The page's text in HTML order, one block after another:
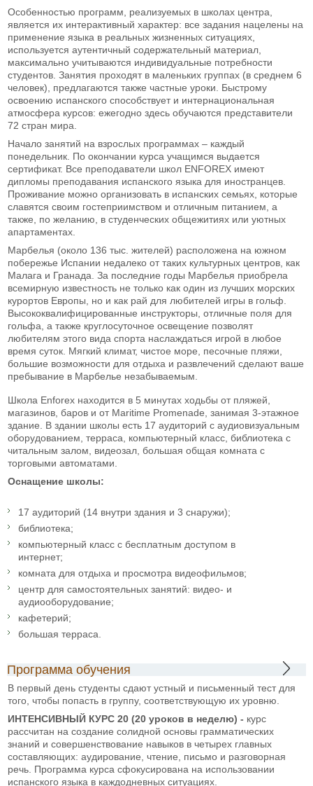
Особенностью программ, реализуемых в школах центра,
является их интерактивный характер: все задания нацелены на
применение языка в реальных жизненных ситуациях,
используется аутентичный содержательный материал,
максимально учитываются индивидуальные потребности
студентов. Занятия проходят в маленьких группах (в среднем 6
человек), предлагаются также частные уроки. Быстрому
освоению испанского способствует и интернациональная
атмосфера курсов: ежегодно здесь обучаются представители
72 стран мира.
Начало занятий на взрослых программах – каждый
понедельник. По окончании курса учащимся выдается
сертификат. Все преподаватели школ ENFOREX имеют
дипломы преподавания испанского языка для иностранцев.
Проживание можно организовать в испанских семьях, которые
славятся своим гостеприимством и отличным питанием, а
также, по желанию, в студенческих общежитиях или уютных
апартаментах.
Марбелья (около 136 тыс. жителей) расположена на южном
побережье Испании недалеко от таких культурных центров, как
Малага и Гранада. За последние годы Марбелья приобрела
всемирную известность не только как один из лучших морских
курортов Европы, но и как рай для любителей игры в гольф.
Высококвалифицированные инструкторы, отличные поля для
гольфа, а также круглосуточное освещение позволят
любителям этого вида спорта наслаждаться игрой в любое
время суток. Мягкий климат, чистое море, песочные пляжи,
большие возможности для отдыха и развлечений сделают ваше
пребывание в Марбелье незабываемым.
Школа Enforex находится в 5 минутах ходьбы от пляжей,
магазинов, баров и от Maritime Promenade, занимая 3-этажное
здание. В здании школы есть 17 аудиторий с аудиовизуальным
оборудованием, терраса, компьютерный класс, библиотека с
читальным залом, видеозал, большая общая комната с
торговыми автоматами.
Оснащение школы:
17 аудиторий (14 внутри здания и 3 снаружи);
библиотека;
компьютерный класс с бесплатным доступом в
интернет;
комната для отдыха и просмотра видеофильмов;
центр для самостоятельных занятий: видео- и
аудиооборудование;
кафетерий;
большая терраса.
Программа обучения
В первый день студенты сдают устный и письменный тест для
того, чтобы попасть в группу, соответствующую их уровню.
ИНТЕНСИВНЫЙ КУРС 20 (20 уроков в неделю) - курс
рассчитан на создание солидной основы грамматических
знаний и совершенствование навыков в четырех главных
составляющих: аудирование, чтение, письмо и разговорная
речь. Программа курса сфокусирована на использовании
испанского языка в каждодневных ситуациях.